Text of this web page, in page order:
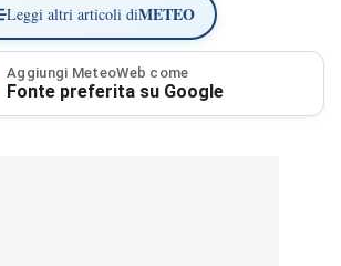
Leggi altri articoli diMETEO
Aggiungi MeteoWeb come
Fonte preferita su Google